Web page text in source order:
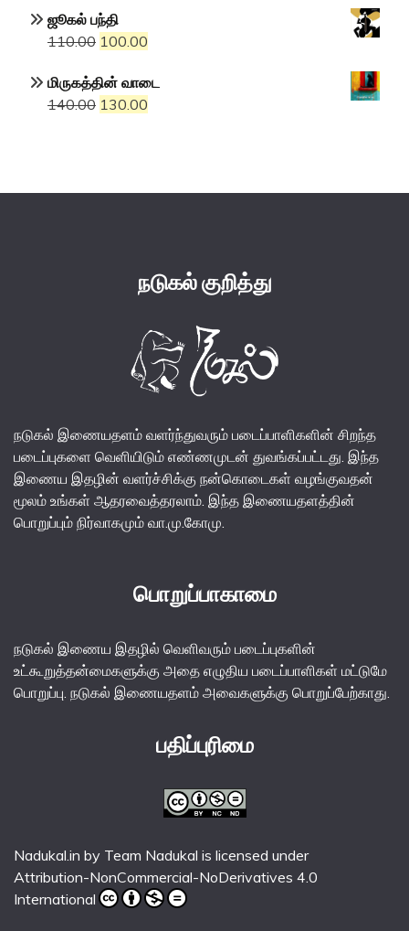
was:
₹120.00.
ஜூகல் பந்தி
110.00 Original
was:
₹110.00.
100.00
is:
மிருகத்தின் வாடை
140.00 Original
130.00
நடுகல் குறித்து
நடுகல் இணையதளம் வளர்ந்துவரும் படைப்பாளிகளின் சிறந்த
படைப்புகளை வெளியிடும் எண்ணமுடன் துவங்கப்பட்டது. இந்த
இணைய இதழின் வளர்ச்சிக்கு நன்கொடைகள் வழங்குவதன்
மூலம் உங்கள் ஆதரவைத்தரலாம். இந்த இணையதளத்தின்
பொறுப்பும் நிர்வாகமும் வா.மு.கோமு.
பொறுப்பாகாமை
நடுகல் இணைய இதழில் வெளிவரும் படைப்புகளின்
உட்கூறுத்தன்மைகளுக்கு அதை எழுதிய படைப்பாளிகள் மட்டுமே
பொறுப்பு. நடுகல் இணையதளம் அவைகளுக்கு பொறுப்பேற்காது.
பதிப்புரிமை
Nadukal.in by Team Nadukal is licensed under
Attribution-NonCommercial-NoDerivatives 4.0
International